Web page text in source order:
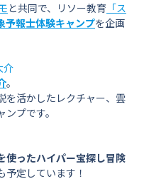
と共同で、リソー教育 「ス
予報士体験キャンプを企画
。
を活かしたレクチャー、雲
プです。
使ったハイパー宝探し冒険
予定しています！